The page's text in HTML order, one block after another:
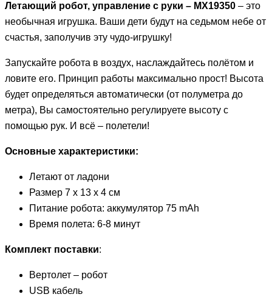
Летающий робот, управление с руки – MX19350 – это
необычная игрушка. Ваши дети будут на седьмом небе от
счастья, заполучив эту чудо-игрушку!
Запускайте робота в воздух, наслаждайтесь полётом и
ловите его. Принцип работы максимально прост! Высота
будет определяться автоматически (от полуметра до
метра), Вы самостоятельно регулируете высоту с
помощью рук. И всё – полетели!
Основные характеристики:
Летают от ладони
Размер 7 х 13 х 4 см
Питание робота: аккумулятор 75 mAh
Время полета: 6-8 минут
Комплект поставки:
Вертолет – робот
USB кабель